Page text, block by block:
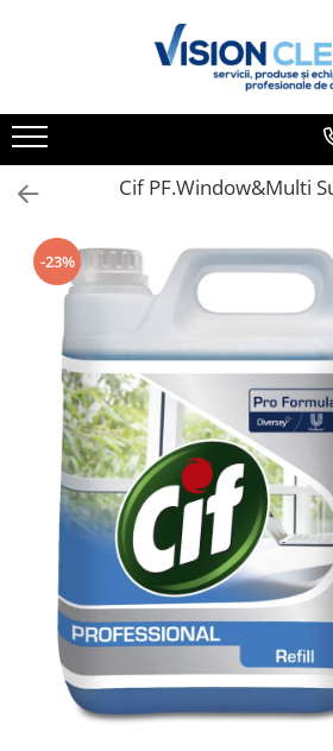
Aspiratoare si masini curatenie
profesionale
Aspiratoare injectie - extractie
Aspiratoare profesionale de lichide
Echipament de curatat cu presiune
Masini de curatat si aspirat
pardoseli
Maturatori
Monodiscuri profesionale
Detergenti profesionali
Accesorii detergenti, pompe,
pulverizatoare
Detergenti bucatarie
Detergenti comerciali
Detergenti covoare, mochete,
tapiterii
Cif PF.Window&Multi
-23%